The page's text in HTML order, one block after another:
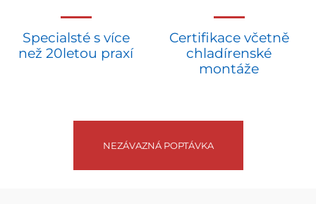
Specialsté s více
než 20letou praxí
Certifikace včetně
chladírenské
montáže
NEZÁVAZNÁ POPTÁVKA